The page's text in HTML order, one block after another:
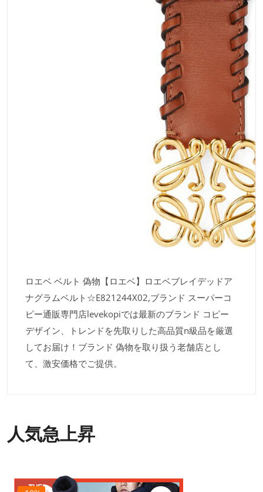
ロエベ ベルト 偽物【ロエベ】ロエベブレイデッドア
ナグラムベルト☆E821244X02,ブランド スーパーコ
ピー通販専門店levekopiでは最新のブランド コピー
デザイン、トレンドを先取りした高品質n級品を厳選
してお届け！ブランド 偽物を取り扱う老舗店とし
て、激安価格でご提供。
人気急上昇